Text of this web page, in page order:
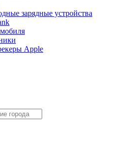
зарядные устройства
Apple